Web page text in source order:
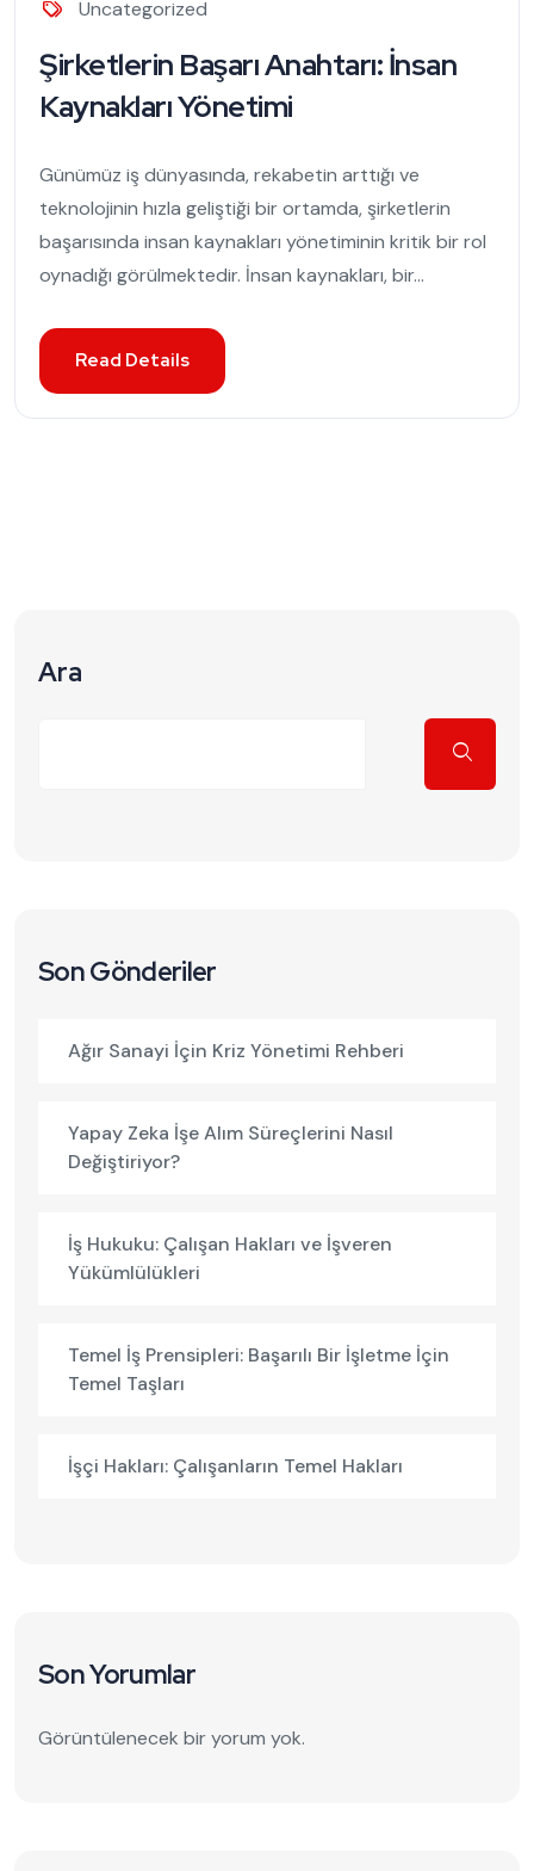
Uncategorized
Şirketlerin Başarı Anahtarı: İnsan
Kaynakları Yönetimi
Günümüz iş dünyasında, rekabetin arttığı ve
teknolojinin hızla geliştiği bir ortamda, şirketlerin
başarısında insan kaynakları yönetiminin kritik bir rol
oynadığı görülmektedir. İnsan kaynakları, bir...
Read Details
Ara
Son Gönderiler
Ağır Sanayi İçin Kriz Yönetimi Rehberi
Yapay Zeka İşe Alım Süreçlerini Nasıl
Değiştiriyor?
İş Hukuku: Çalışan Hakları ve İşveren
Yükümlülükleri
Temel İş Prensipleri: Başarılı Bir İşletme İçin
Temel Taşları
İşçi Hakları: Çalışanların Temel Hakları
Son Yorumlar
Görüntülenecek bir yorum yok.